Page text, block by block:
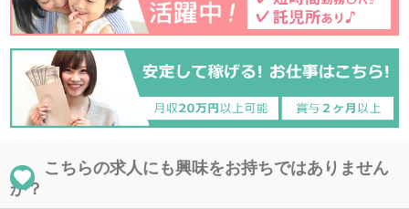
こちらの求人にも興味をお持ちではありません
か？